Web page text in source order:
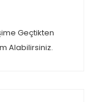
Geçtikten
Alabilirsiniz.